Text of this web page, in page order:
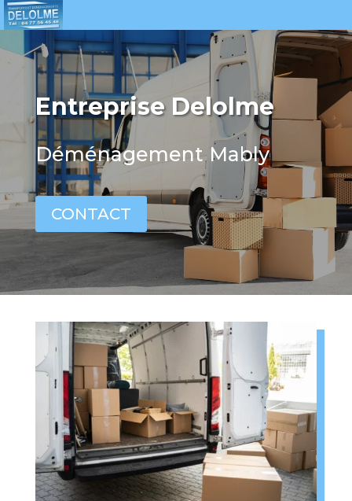
Entreprise Delolme
Déménagement Mably
CONTACT